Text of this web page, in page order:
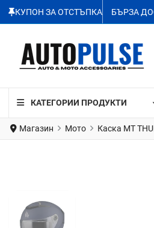
КУПОН ЗА ОТСТЪПКА БЪРЗА
КАТЕГОРИИ ПРОДУКТИ
Магазин Мото Каска MT